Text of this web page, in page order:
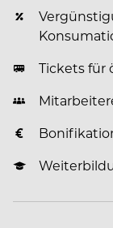
Tickets für